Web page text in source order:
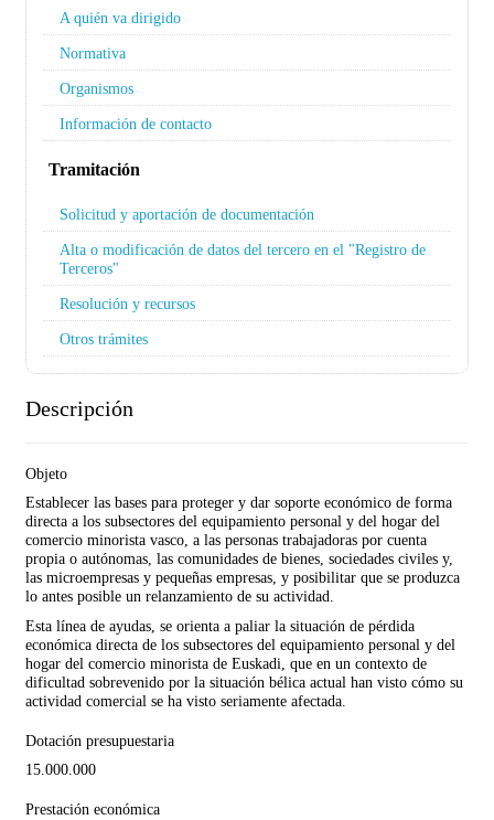
A quién va dirigido
Normativa
Organismos
Información de contacto
Tramitación
Solicitud y aportación de documentación
Alta o modificación de datos del tercero en el "Registro de
Terceros"
Resolución y recursos
Otros trámites
Descripción
Objeto
Establecer las bases para proteger y dar soporte económico de forma
directa a los subsectores del equipamiento personal y del hogar del
comercio minorista vasco, a las personas trabajadoras por cuenta
propia o autónomas, las comunidades de bienes, sociedades civiles y,
las microempresas y pequeñas empresas, y posibilitar que se produzca
lo antes posible un relanzamiento de su actividad.
Esta línea de ayudas, se orienta a paliar la situación de pérdida
económica directa de los subsectores del equipamiento personal y del
hogar del comercio minorista de Euskadi, que en un contexto de
dificultad sobrevenido por la situación bélica actual han visto cómo su
actividad comercial se ha visto seriamente afectada.
Dotación presupuestaria
15.000.000
Prestación económica